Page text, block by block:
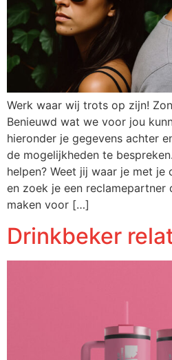
Werk waar wij trots op zijn!
Benieuwd wat we voor jou
hieronder je gegevens achter
de mogelijkheden te
helpen? Weet jij waar je met
en zoek je een reclamepartner
maken voor […]
Drinkbeker